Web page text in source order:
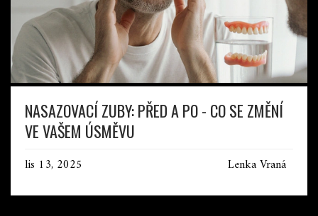
NASAZOVACÍ ZUBY: PŘED A PO - CO SE ZMĚNÍ
VE VAŠEM ÚSMĚVU
lis 13, 2025 Lenka Vraná